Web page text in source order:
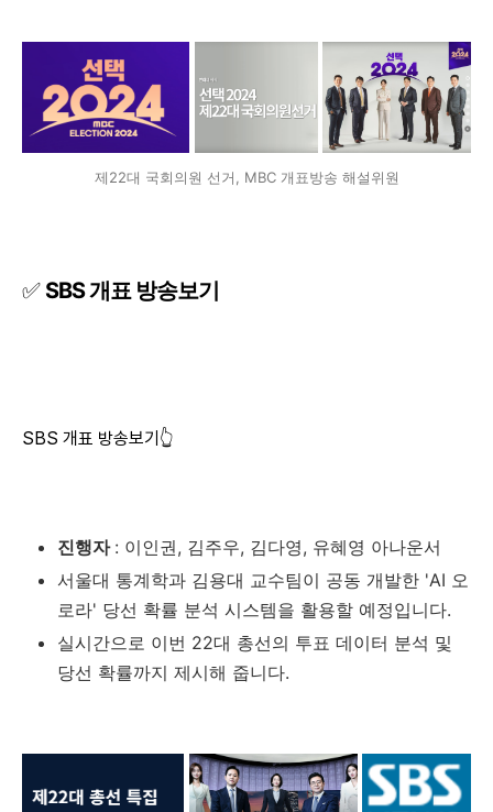
제22대 국회의원 선거, MBC 개표방송 해설위원
✅ SBS 개표 방송보기
SBS 개표 방송보기👆
진행자 : 이인권, 김주우, 김다영, 유혜영 아나운서
서울대 통계학과 김용대 교수팀이 공동 개발한 'AI 오
로라' 당선 확률 분석 시스템을 활용할 예정입니다.
실시간으로 이번 22대 총선의 투표 데이터 분석 및
당선 확률까지 제시해 줍니다.